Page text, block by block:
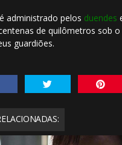
administrado pelos duendes
de quilômetros sob
guardiões.
🎂